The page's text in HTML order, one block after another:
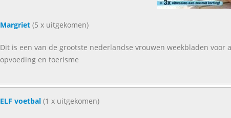
Margriet(5 x uitgekomen)
Dit is een van de grootste nederlandse vrouwen weekbladen
opvoeding en toerisme
ELF voetbal(1 x uitgekomen)